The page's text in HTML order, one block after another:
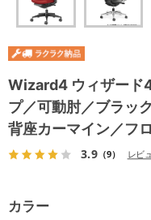
Wizard4 ウィザード
プ／可動肘／ブラッ
背座カーマイン／フ
3.9（9） レビ
カラー